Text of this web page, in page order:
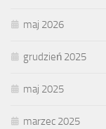
maj 2026
grudzień 2025
maj 2025
marzec 2025